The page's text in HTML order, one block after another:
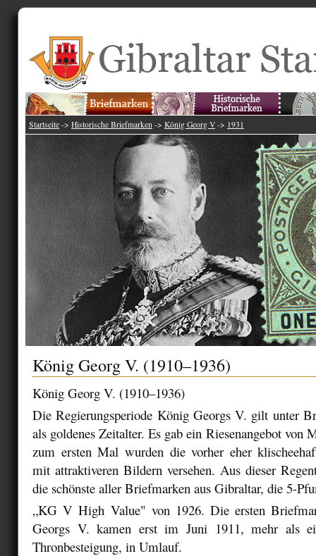
Startseite -> Historische Briefmarken -> König Georg V -> 1931
König Georg V. (1910–1936)
König Georg V. (1910–1936)
Die Regierungsperiode König Georgs V. gilt unter
als goldenes Zeitalter. Es gab ein Riesenangebot von
zum ersten Mal wurden die vorher eher
mit attraktiveren Bildern versehen. Aus dieser
die schönste aller Briefmarken aus Gibraltar, die 5-
„KG V High Value" von 1926. Die ersten
Georgs V. kamen erst im Juni 1911, mehr als
Thronbesteigung, in Umlauf.